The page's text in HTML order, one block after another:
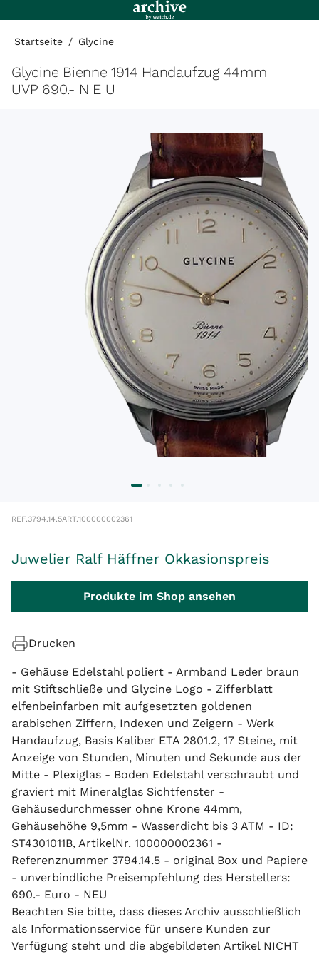
Startseite / Glycine
Glycine Bienne 1914 Handaufzug 44mm
UVP 690.- N E U
REF.3794.14.5ART.100000002361
Juwelier Ralf Häffner Okkasionspreis
Produkte im Shop ansehen
Drucken
- Gehäuse Edelstahl poliert - Armband Leder braun
mit Stiftschließe und Glycine Logo - Zifferblatt
elfenbeinfarben mit aufgesetzten goldenen
arabischen Ziffern, Indexen und Zeigern - Werk
Handaufzug, Basis Kaliber ETA 2801.2, 17 Steine, mit
Anzeige von Stunden, Minuten und Sekunde aus der
Mitte - Plexiglas - Boden Edelstahl verschraubt und
graviert mit Mineralglas Sichtfenster -
Gehäusedurchmesser ohne Krone 44mm,
Gehäusehöhe 9,5mm - Wasserdicht bis 3 ATM - ID:
ST4301011B, ArtikelNr. 100000002361 -
Referenznummer 3794.14.5 - original Box und Papiere
- unverbindliche Preisempfehlung des Herstellers:
690.- Euro - NEU
Beachten Sie bitte, dass dieses Archiv ausschließlich
als Informationsservice für unsere Kunden zur
Verfügung steht und die abgebildeten Artikel NICHT